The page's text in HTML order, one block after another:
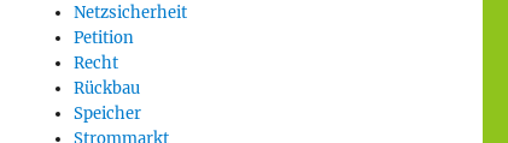
Netzsicherheit
Petition
Recht
Rückbau
Speicher